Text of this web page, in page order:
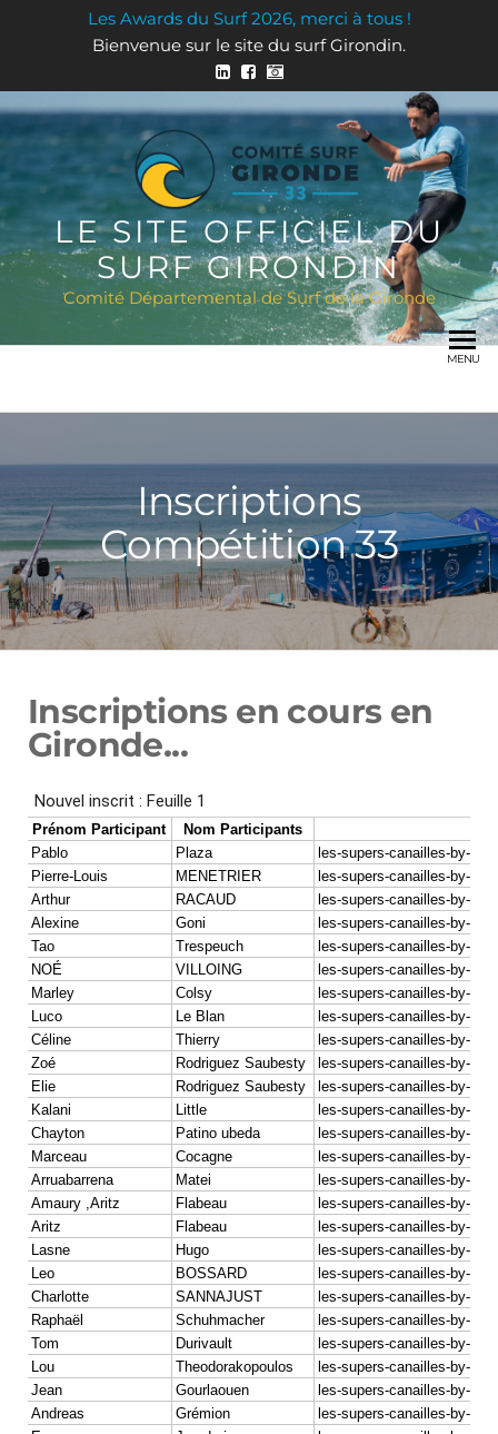
Les Awards du Surf 2026, merci à tous !
Bienvenue sur le site du surf Girondin.
LE SITE OFFICIEL DU
SURF GIRONDIN
Comité Départemental de Surf de la Gironde
MENU
Inscriptions
Compétition 33
Inscriptions en cours en
Gironde...